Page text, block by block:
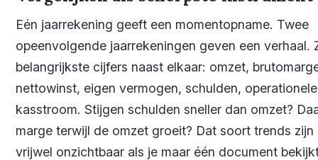
Eén jaarrekening geeft een momentopname. Twee
opeenvolgende jaarrekeningen geven een verhaal.
belangrijkste cijfers naast elkaar: omzet,
nettowinst, eigen vermogen, schulden, operationele
kasstroom. Stijgen schulden sneller dan omzet?
marge terwijl de omzet groeit? Dat soort trends zijn
vrijwel onzichtbaar als je maar één document